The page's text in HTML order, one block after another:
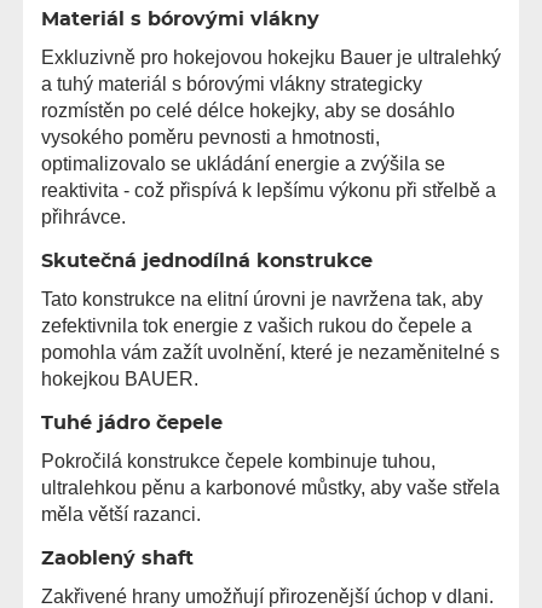
Materiál s bórovými vlákny
Exkluzivně pro hokejovou hokejku Bauer je ultralehký
a tuhý materiál s bórovými vlákny strategicky
rozmístěn po celé délce hokejky, aby se dosáhlo
vysokého poměru pevnosti a hmotnosti,
optimalizovalo se ukládání energie a zvýšila se
reaktivita - což přispívá k lepšímu výkonu při střelbě a
přihrávce.
Skutečná jednodílná konstrukce
Tato konstrukce na elitní úrovni je navržena tak, aby
zefektivnila tok energie z vašich rukou do čepele a
pomohla vám zažít uvolnění, které je nezaměnitelné s
hokejkou BAUER.
Tuhé jádro čepele
Pokročilá konstrukce čepele kombinuje tuhou,
ultralehkou pěnu a karbonové můstky, aby vaše střela
měla větší razanci.
Zaoblený shaft
Zakřivené hrany umožňují přirozenější úchop v dlani.